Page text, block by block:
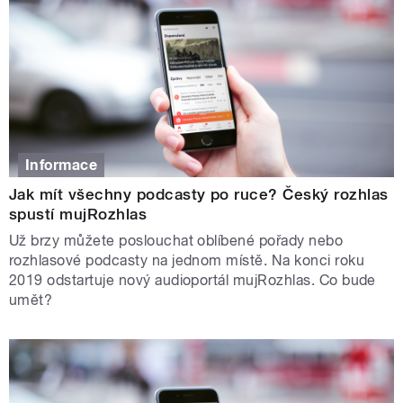
Informace
Jak mít všechny podcasty po ruce? Český rozhlas
spustí mujRozhlas
Už brzy můžete poslouchat oblíbené pořady nebo
rozhlasové podcasty na jednom místě. Na konci roku
2019 odstartuje nový audioportál mujRozhlas. Co bude
umět?